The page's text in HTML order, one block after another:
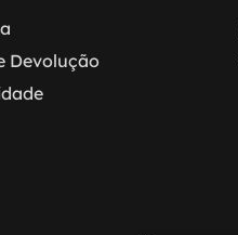
Devolução